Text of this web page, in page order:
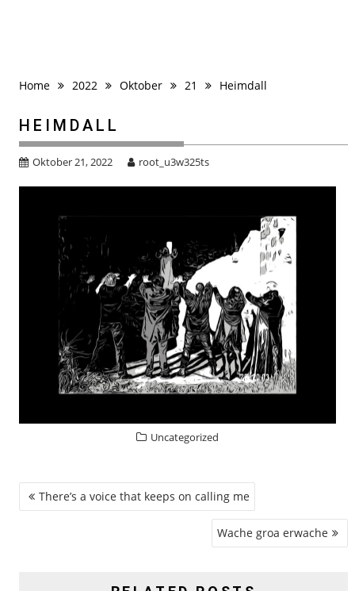
Home 2022 Oktober 21 Heimdall
HEIMDALL
Oktober 21, 2022 root_u3w325ts
Uncategorized
BEITRAGSNAVIGATION
There’s a voice that keeps on calling me
Wache groa erwache